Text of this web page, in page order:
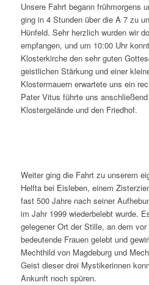
Unsere Fahrt begann frühmorgens
ging in 4 Stunden über die A 7 zu
Hünfeld. Sehr herzlich wurden wir
empfangen, und um 10:00 Uhr
Klosterkirche den sehr guten
geistlichen Stärkung und einer
Klostermauern erwartete uns ein
Pater Vitus führte uns
Klostergelände und den Friedhof.
Weiter ging die Fahrt zu unserem
Helfta bei Eisleben, einem
fast 500 Jahre nach seiner
im Jahr 1999 wiederbelebt wurde.
gelegener Ort der Stille, an dem
bedeutende Frauen gelebt und
Mechthild von Magdeburg und
Geist dieser drei Mystikerinnen
Ankunft noch spüren.